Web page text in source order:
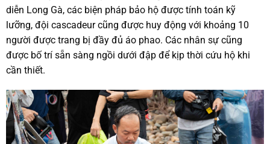
diễn Long Gà, các biện pháp bảo hộ được tính toán kỹ
lưỡng, đội cascadeur cũng được huy động với khoảng 10
người được trang bị đầy đủ áo phao. Các nhân sự cũng
được bố trí sẵn sàng ngồi dưới đập để kịp thời cứu hộ khi
cần thiết.